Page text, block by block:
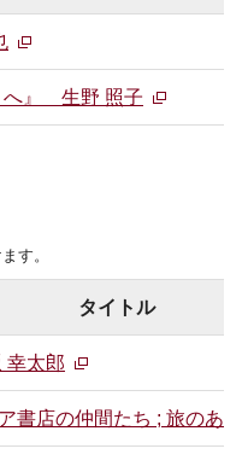
へ』 生野 照子
す。
タイトル
幸太郎
ア書店の仲間たち ; 旅の